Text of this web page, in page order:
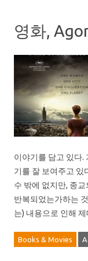
영화,
이야기를 담고 있다.
기를 잘 보여주고 있
수 밖에 없지만, 종
반복되었는가하는
는) 내용으로 인해
Books & Movies